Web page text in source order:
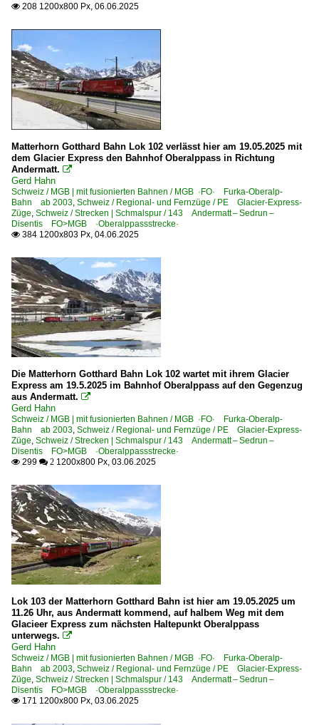
ABe 8/12 ·RhB· Allegra
Triebzüge | Zahnrad | Schmalspur
Deh 4/4 ·BVZ·MGB·
 208 1200x800 Px, 06.06.2025
Matterhorn Gotthard Bahn Lok 102 verlässt hier am 19.05.2025 mit
dem Glacier Express den Bahnhof Oberalppass in Richtung
Andermatt. 
Gerd Hahn
Schweiz / MGB | mit fusionierten Bahnen / MGB ·FO· Furka-Oberalp-
Bahn ab 2003, Schweiz / Regional- und Fernzüge / PE Glacier-Express-
Züge, Schweiz / Strecken | Schmalspur / 143 Andermatt – Sedrun –
Disentis FO>MGB ·Oberalppassstrecke·
 384 1200x803 Px, 04.06.2025
Die Matterhorn Gotthard Bahn Lok 102 wartet mit ihrem Glacier
Express am 19.5.2025 im Bahnhof Oberalppass auf den Gegenzug
aus Andermatt. 
Gerd Hahn
Schweiz / MGB | mit fusionierten Bahnen / MGB ·FO· Furka-Oberalp-
Bahn ab 2003, Schweiz / Regional- und Fernzüge / PE Glacier-Express-
Züge, Schweiz / Strecken | Schmalspur / 143 Andermatt – Sedrun –
Disentis FO>MGB ·Oberalppassstrecke·
 299  2 1200x800 Px, 03.06.2025
Lok 103 der Matterhorn Gotthard Bahn ist hier am 19.05.2025 um
11.26 Uhr, aus Andermatt kommend, auf halbem Weg mit dem
Glacieer Express zum nächsten Haltepunkt Oberalppass
unterwegs. 
Gerd Hahn
Schweiz / MGB | mit fusionierten Bahnen / MGB ·FO· Furka-Oberalp-
Bahn ab 2003, Schweiz / Regional- und Fernzüge / PE Glacier-Express-
Züge, Schweiz / Strecken | Schmalspur / 143 Andermatt – Sedrun –
Disentis FO>MGB ·Oberalppassstrecke·
 171 1200x800 Px, 03.06.2025